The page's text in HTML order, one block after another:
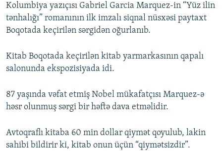
XƏBƏR BÜLLETENLƏRIMIZ
Kolumbiya yazıçısı Gabriel Garcia Marquez-in “Yüz ilin
tənhalığı” romanının ilk imzalı siqnal nüsxəsi paytaxt
Boqotada keçirilən sərgidən oğurlanıb.
Kitab Boqotada keçirilən kitab yarmarkasının qapalı
salonunda ekspozisiyada idi.
87 yaşında vəfat etmiş Nobel mükafatçısı Marquez-ə
həsr olunmuş sərgi bir həftə dava etməlidir.
Avtoqraflı kitaba 60 min dollar qiymət qoyulub, lakin
sahibi bildirir ki, kitab onun üçün “qiymətsizdir”.